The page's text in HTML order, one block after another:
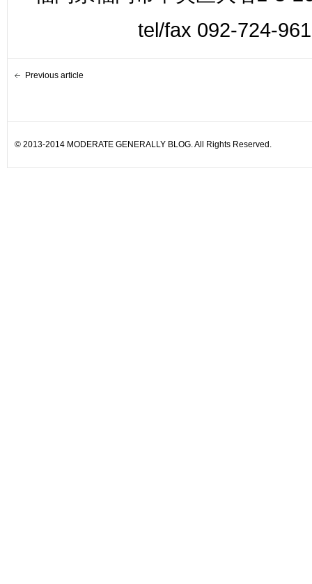
tel/fax 092-724-
Previous article
© 2013-2014 MODERATE GENERALLY BLOG. All Rights Reserved.